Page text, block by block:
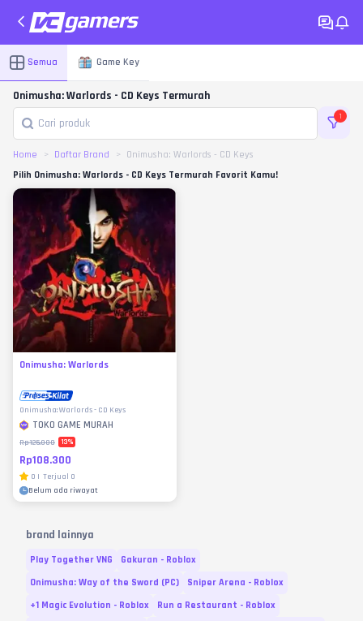
Semua Game Key
Onimusha: Warlords - CD Keys Termurah
1
Home Daftar Brand
Onimusha: Warlords - CD Keys
Pilih Onimusha: Warlords - CD Keys Termurah Favorit Kamu!
Onimusha: Warlords
Onimusha: Warlords - CD Keys
TOKO GAME MURAH
Rp125.000 13%
Rp108.300
0 | Terjual 0
Belum ada riwayat
brand lainnya
Play Together VNG
Gakuran - Roblox
Onimusha: Way of the Sword (PC)
Sniper Arena - Roblox
+1 Magic Evolution - Roblox
Run a Restaurant - Roblox